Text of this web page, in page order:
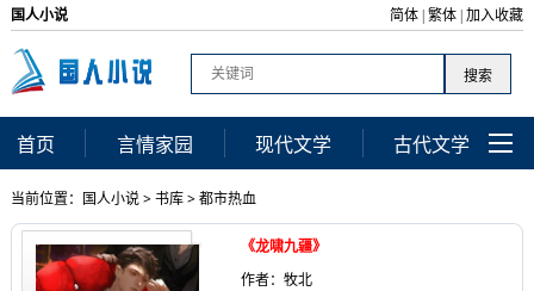
国人小说 简体 |繁体 |加入收藏
首页 言情家园 现代文学 古代文学
当前位置： 国人小说>书库>都市热血
《龙啸九疆》
作者：牧北